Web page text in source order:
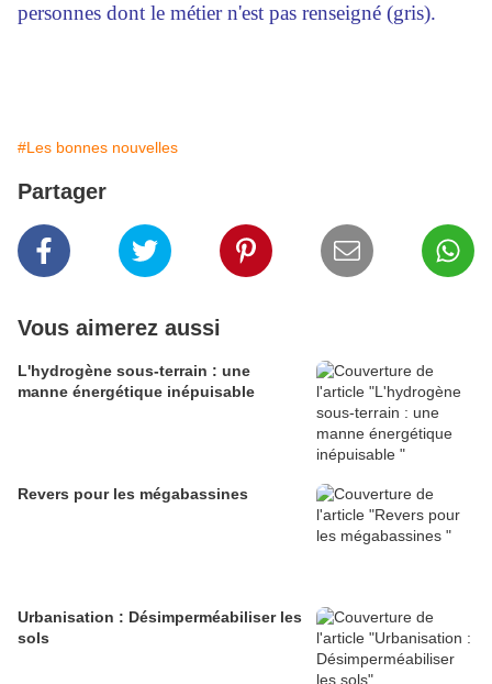
personnes dont le métier n'est pas renseigné (gris).
#Les bonnes nouvelles
Partager
Vous aimerez aussi
L'hydrogène sous-terrain : une
manne énergétique inépuisable
Revers pour les mégabassines
Urbanisation : Désimperméabiliser les
sols